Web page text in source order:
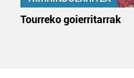
Tourreko goierritarrak